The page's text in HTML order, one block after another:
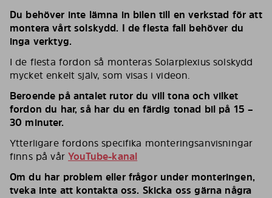
Du behöver inte lämna in bilen till en verkstad för att
montera vårt solskydd. I de flesta fall behöver du
inga verktyg.
I de flesta fordon så monteras Solarplexius solskydd
mycket enkelt själv, som visas i videon.
Beroende på antalet rutor du vill tona och vilket
fordon du har, så har du en färdig tonad bil på 15 –
30 minuter.
Ytterligare fordons specifika monteringsanvisningar
finns på vårYouTube-kanal
Om du har problem eller frågor under monteringen,
tveka inte att kontakta oss. Skicka oss gärna några